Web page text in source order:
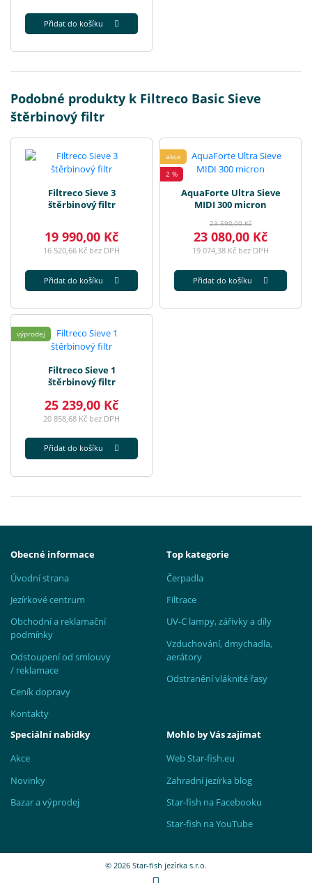
Přidat do košíku
Podobné produkty k Filtreco Basic Sieve
štěrbinový filtr
Filtreco Sieve 3
štěrbinový filtr
19 990,00 Kč
16 520,66 Kč bez DPH
Přidat do košíku
akce
2 %
AquaForte Ultra Sieve
MIDI 300 micron
23 590,00 Kč
23 080,00 Kč
19 074,38 Kč bez DPH
Přidat do košíku
výprodej
Filtreco Sieve 1
štěrbinový filtr
25 239,00 Kč
20 858,68 Kč bez DPH
Přidat do košíku
Obecné informace
Úvodní strana
Jezírkové centrum
Obchodní a reklamační
podmínky
Odstoupení od smlouvy
/ reklamace
Ceník dopravy
Kontakty
Top kategorie
Čerpadla
Filtrace
UV-C lampy, zářivky a díly
Vzduchování, dmychadla,
aerátory
Odstranění vláknité řasy
Speciální nabídky
Akce
Novinky
Bazar a výprodej
Mohlo by Vás zajímat
Web Star-fish.eu
Zahradní jezírka blog
Star-fish na Facebooku
Star-fish na YouTube
© 2026 Star-fish jezírka s.r.o.